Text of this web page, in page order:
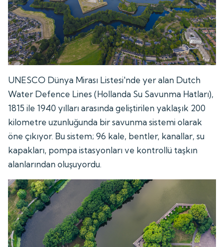
UNESCO Dünya Mirası Listesi'nde yer alan Dutch
Water Defence Lines (Hollanda Su Savunma Hatları),
1815 ile 1940 yılları arasında geliştirilen yaklaşık 200
kilometre uzunluğunda bir savunma sistemi olarak
öne çıkıyor. Bu sistem; 96 kale, bentler, kanallar, su
kapakları, pompa istasyonları ve kontrollü taşkın
alanlarından oluşuyordu.